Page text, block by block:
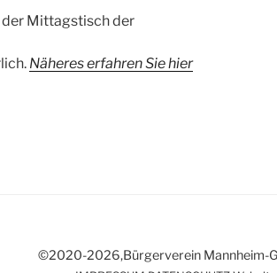
Mittagstisch der
Näheres erfahren Sie hier
©2020-2026,Bürgerverein Mannheim-